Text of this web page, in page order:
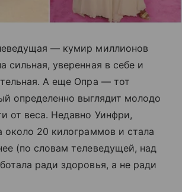
— кумир миллионов
сильная, уверенная в себе и
А еще Опра — тот
определенно выглядит молодо
от веса. Недавно Уинфри,
около 20 килограммов и стала
(по словам телеведущей, над
ради здоровья, а не ради